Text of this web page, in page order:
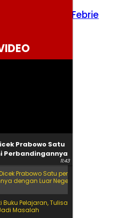
Praperadilan Febrie
Prabowo Satu
Perbandingannya
11:43
Prabowo Satu per Satu, Begini
dengan Luar Negeri
Buku Pelajaran, Tulisan Kecil hingga
Masalah